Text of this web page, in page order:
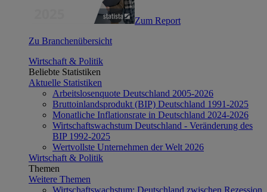
Zum Report
Zu Branchenübersicht
Wirtschaft & Politik
Beliebte Statistiken
Aktuelle Statistiken
Arbeitslosenquote Deutschland 2005-2026
Bruttoinlandsprodukt (BIP) Deutschland 1991-2025
Monatliche Inflationsrate in Deutschland 2024-2026
Wirtschaftswachstum Deutschland - Veränderung des
BIP 1992-2025
Wertvollste Unternehmen der Welt 2026
Wirtschaft & Politik
Themen
Weitere Themen
Wirtschaftswachstum: Deutschland zwischen Rezession